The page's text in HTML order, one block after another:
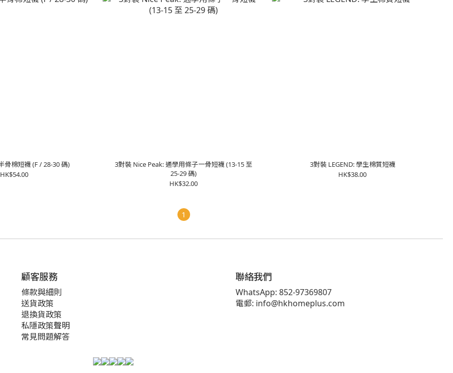
骨棉短襪 (F / 28-30 碼)
HK$54.00
3對裝 Nice Peak: 通學用條子一骨短襪 (13-15 至
25-29 碼)
HK$32.00
3對裝 LEGEND: 學生棉質短襪
HK$38.00
1
顧客服務
條款與細則
送貨政策
退換貨政策
私隱政策聲明
常見問題解答
聯絡我們
WhatsApp: 852-97369807
電郵: info@hkhomeplus.com